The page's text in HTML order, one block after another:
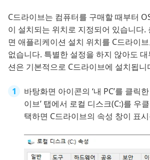
C드라이브는 컴퓨터를 구매할 때부터
이 설치되는 위치로 지정되어 있습니다.
면 애플리케이션 설치 위치를 C드라이
없습니다. 특별한 설정을 하지 않아도
션은 기본적으로 C드라이브에 설치됩니
바탕화면 아이콘의 ‘내 PC’를 클릭
이브’ 탭에서 로컬 디스크(C:)를 우클
택하면 C드라이브의 속성 창이 표